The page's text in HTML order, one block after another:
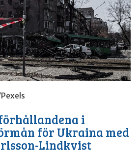
i
för Ukraina med
Lindkvist